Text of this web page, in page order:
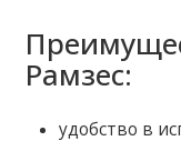
Рамзес:
удобство в